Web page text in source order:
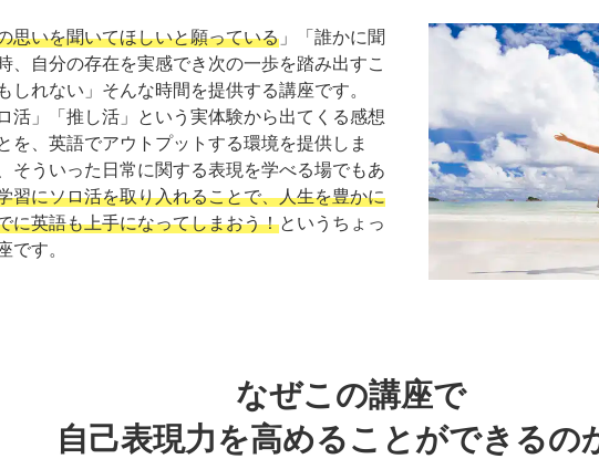
思いを聞いてほしいと願っている」「誰かに聞
、自分の存在を実感でき次の一歩を踏み出すこ
しれない」そんな時間を提供する講座です。
活」「推し活」という実体験から出てくる感想
を、英語でアウトプットする環境を提供しま
そういった日常に関する表現を学べる場でもあ
習にソロ活を取り入れることで、人生を豊かに
に英語も上手になってしまおう！というちょっ
です。
なぜこの講座で
自己表現力を高めることができるの